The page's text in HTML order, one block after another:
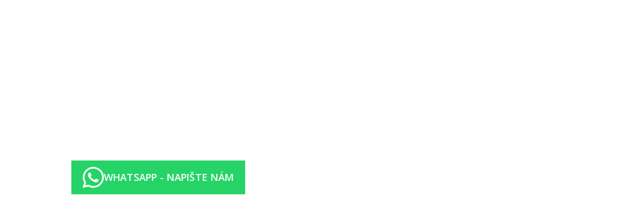
vybavení na šnorchlování, vodní lyže
talent show, kreativní aktivity
hry, DJ, foto koutek, stolní hry, kino
WHATSAPP - NAPIŠTE NÁM